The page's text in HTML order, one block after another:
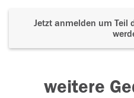
Jetzt anmelden um Teil
weitere